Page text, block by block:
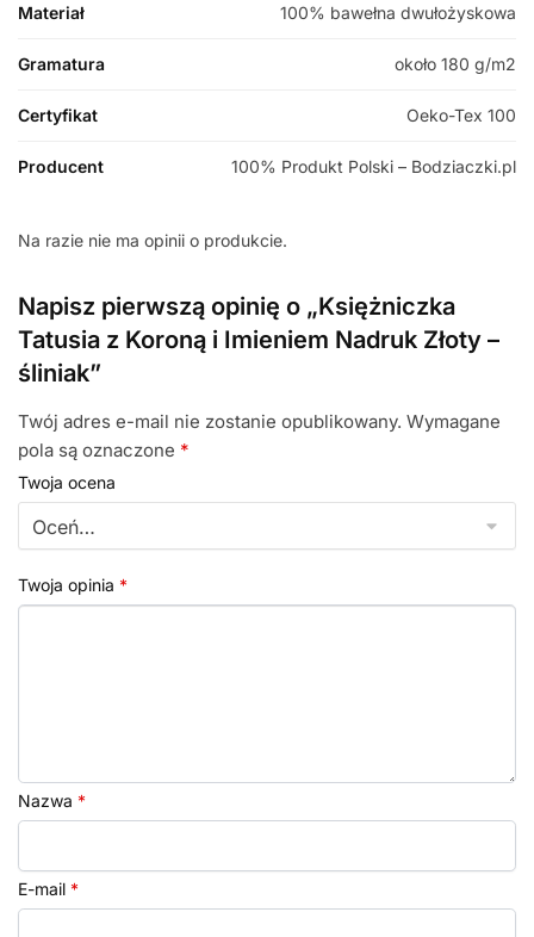
Materiał 100% bawełna dwułożyskowa
Gramatura około 180 g/m2
Certyfikat Oeko-Tex 100
Producent 100% Produkt Polski – Bodziaczki.pl
Na razie nie ma opinii o produkcie.
Napisz pierwszą opinię o „Księżniczka
Tatusia z Koroną i Imieniem Nadruk Złoty –
śliniak”
Twój adres e-mail nie zostanie opublikowany. Wymagane
pola są oznaczone *
Twoja ocena
Twoja opinia *
Nazwa *
E-mail *